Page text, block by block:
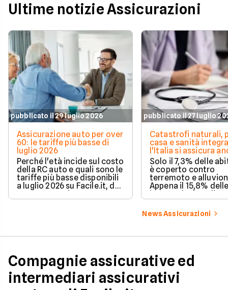
Ultime notizie Assicurazioni
pubblicato il 29 luglio 2026
Assicurazione auto per over
60: le tariffe più basse di
luglio 2026
Perché l'età incide sul costo
della RC auto e quali sono le
tariffe più basse disponibili
a luglio 2026 su Facile.it, da
106,32€ annui.
pubblicato il 27 luglio
Catastrofi naturali,
casa e sanità
l'Italia si assicura
troppo poco. I dati
Solo il 7,3% delle
è coperto contro
terremoto e
Appena il 15,8%
imprese ha la polizza
catastrofale
dati ANIA 2025 sul
assicurativo
News Assicurazioni
Compagnie assicurative ed
intermediari assicurativi